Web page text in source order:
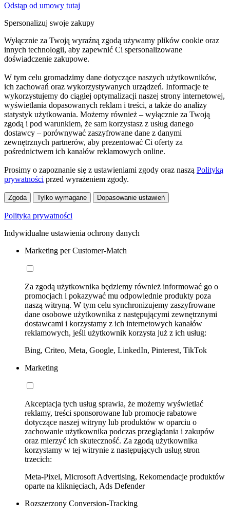
Odstąp od umowy tutaj
Spersonalizuj swoje zakupy
Wyłącznie za Twoją wyraźną zgodą używamy plików cookie oraz
innych technologii, aby zapewnić Ci spersonalizowane
doświadczenie zakupowe.
W tym celu gromadzimy dane dotyczące naszych użytkowników,
ich zachowań oraz wykorzystywanych urządzeń. Informacje te
wykorzystujemy do ciągłej optymalizacji naszej strony internetowej,
wyświetlania dopasowanych reklam i treści, a także do analizy
statystyk użytkowania. Możemy również – wyłącznie za Twoją
zgodą i pod warunkiem, że sam korzystasz z usług danego
dostawcy – porównywać zaszyfrowane dane z danymi
zewnętrznych partnerów, aby prezentować Ci oferty za
pośrednictwem ich kanałów reklamowych online.
Prosimy o zapoznanie się z ustawieniami zgody oraz naszą Polityką
prywatności przed wyrażeniem zgody.
Zgoda Tylko wymagane Dopasowanie ustawień
Polityka prywatności
Indywidualne ustawienia ochrony danych
Marketing per Customer-Match
Za zgodą użytkownika będziemy również informować go o
promocjach i pokazywać mu odpowiednie produkty poza
naszą witryną. W tym celu synchronizujemy zaszyfrowane
dane osobowe użytkownika z następującymi zewnętrznymi
dostawcami i korzystamy z ich internetowych kanałów
reklamowych, jeśli użytkownik korzysta już z ich usług:
Bing, Criteo, Meta, Google, LinkedIn, Pinterest, TikTok
Marketing
Akceptacja tych usług sprawia, że możemy wyświetlać
reklamy, treści sponsorowane lub promocje rabatowe
dotyczące naszej witryny lub produktów w oparciu o
zachowanie użytkownika podczas przeglądania i zakupów
oraz mierzyć ich skuteczność. Za zgodą użytkownika
korzystamy w tej witrynie z następujących usług stron
trzecich:
Meta-Pixel, Microsoft Advertising, Rekomendacje produktów
oparte na kliknięciach, Ads Defender
Rozszerzony Conversion-Tracking